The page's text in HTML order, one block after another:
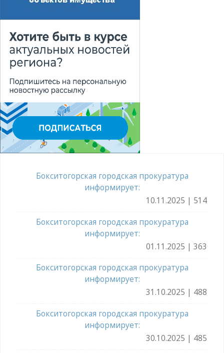
Бокситогорская городская прокуратура
информирует:
10.11.2025 | 514
Бокситогорская городская прокуратура
информирует:
01.11.2025 | 363
Бокситогорская городская прокуратура
информирует:
31.10.2025 | 488
Бокситогорская городская прокуратура
информирует:
30.10.2025 | 485